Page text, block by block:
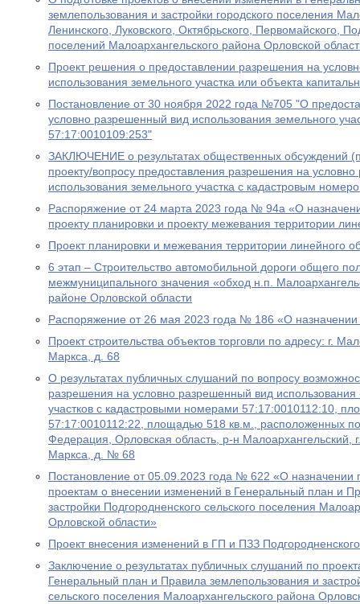
землепользования и застройки городского поселения
Ленинского, Луковского, Октябрьского, Первомайского,
поселений Малоархангельского района Орловской
Проект решения о предоставлении разрешения на
использования земельного участка или объекта
Постановление от 30 ноября 2022 года №705 "О
условно разрешенный вид использования земельного
57:17:0010109:253"
ЗАКЛЮЧЕНИЕ o результатах общественных обсуждений
проекту/вопросу предоставления разрешения на
использования земельного участка с кадастровым
Распоряжение от 24 марта 2023 года № 94а «О
проекту планировки и проекту межевания территории
Проект планировки и межевания территории линейного
6 этап – Строительство автомобильной дороги общего
межмуниципального значения «обход н.п.
районе Орловской области
Распоряжение от 26 мая 2023 года № 186 «О
Проект строительства объектов торговли по адресу: г.
Маркса, д. 68
О результатах публичных слушаний по вопросу
разрешения на условно разрешенный вид
участков с кадастровыми номерами 57:17:0010112:10,
57:17:0010112:22, площадью 518 кв.м., расположенных
Федерация, Орловская область, р-н Малоархангельский,
Маркса, д. № 68
Постановление от 05.09.2023 года № 622 «О назначении
проектам о внесении изменений в Генеральный план и
застройки Подгородненского сельского поселения
Орловской области»
Проект внесения изменений в ГП и ПЗЗ
Заключение о результатах публичных слушаний по
Генеральный план и Правила землепользования и
сельского поселения Малоархангельского района